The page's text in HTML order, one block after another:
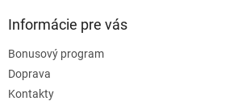
Informácie pre vás
Bonusový program
Doprava
Kontakty